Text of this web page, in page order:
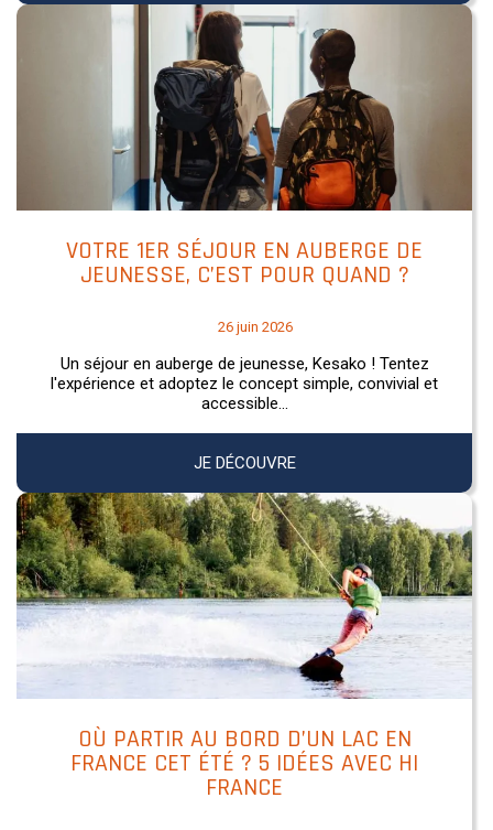
VOTRE 1ER SÉJOUR EN AUBERGE DE
JEUNESSE, C’EST POUR QUAND ?
26 juin 2026
Un séjour en auberge de jeunesse, Kesako ! Tentez
l'expérience et adoptez le concept simple, convivial et
accessible...
JE DÉCOUVRE
OÙ PARTIR AU BORD D’UN LAC EN
FRANCE CET ÉTÉ ? 5 IDÉES AVEC HI
FRANCE